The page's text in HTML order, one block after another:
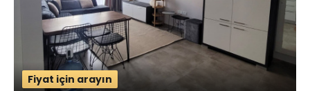
Fiyat için arayın